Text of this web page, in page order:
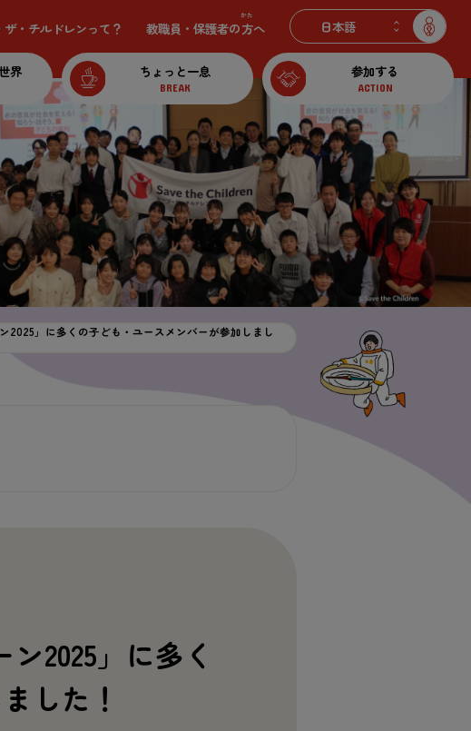
界 ちょっと一息
BREAK
参加する
ACTION
ザ・チルドレンって？ 教職員 ・保護者の方
かた
へ
2025」に多 くの子ども・ユースメンバーが参加 しまし
2025」に多 く
した！